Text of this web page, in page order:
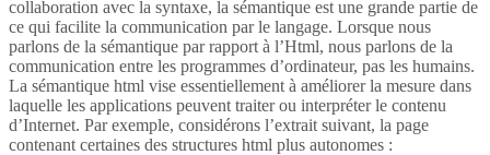
collaboration avec la syntaxe, la sémantique est une grande partie de
ce qui facilite la communication par le langage. Lorsque nous
parlons de la sémantique par rapport à l’Html, nous parlons de la
communication entre les programmes d’ordinateur, pas les humains.
La sémantique html vise essentiellement à améliorer la mesure dans
laquelle les applications peuvent traiter ou interpréter le contenu
d’Internet. Par exemple, considérons l’extrait suivant, la page
contenant certaines des structures html plus autonomes :